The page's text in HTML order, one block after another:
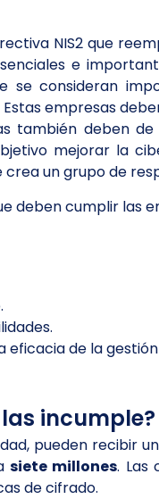
NIS2 que
e
se consideran
empresas
también deben
mejorar la
un grupo de
deben cumplir las
de la gestión
incumple?
pueden recibir
siete millones. Las
de cifrado.